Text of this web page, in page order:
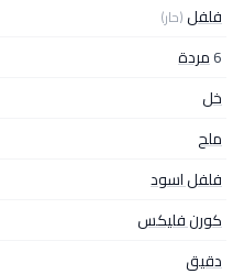
فلفل(حار)
6مردة
خل
ملح
فلفل اسود
كورن فليكس
دقيق